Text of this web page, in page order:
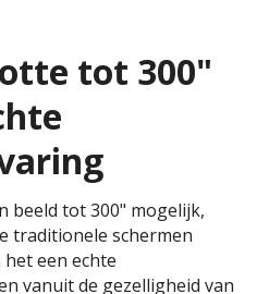
tot 300"
beeld tot 300" mogelijk,
traditionele schermen
een echte
vanuit de gezelligheid van